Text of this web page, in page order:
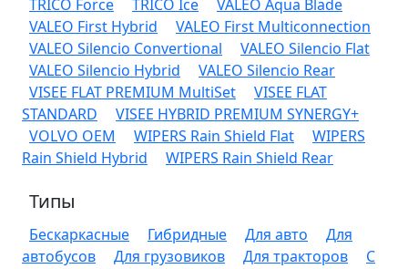
TRICO Force
TRICO Ice
VALEO Aqua Blade
VALEO First Hybrid
VALEO First Multiconnection
VALEO Silencio Convertional
VALEO Silencio Flat
VALEO Silencio Hybrid
VALEO Silencio Rear
VISEE FLAT PREMIUM MultiSet
VISEE FLAT
STANDARD
VISEE HYBRID PREMIUM SYNERGY+
VOLVO OEM
WIPERS Rain Shield Flat
WIPERS
Rain Shield Hybrid
WIPERS Rain Shield Rear
Типы
Бескаркасные Гибридные Для авто
Для
автобусов
Для грузовиков Для тракторов
С